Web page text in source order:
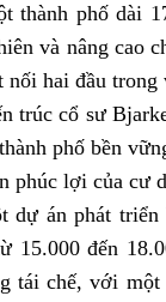
thành phố dài
và nâng cao
nối hai đầu trong
cổ sư
phố bền
phúc lợi của cư
án phát triển
15.000 đến
tái chế, với